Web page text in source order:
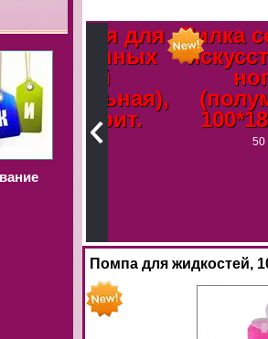
для
грит.
Руб
Пилка серая
ногтей
100*180
Помпа для жидкостей,